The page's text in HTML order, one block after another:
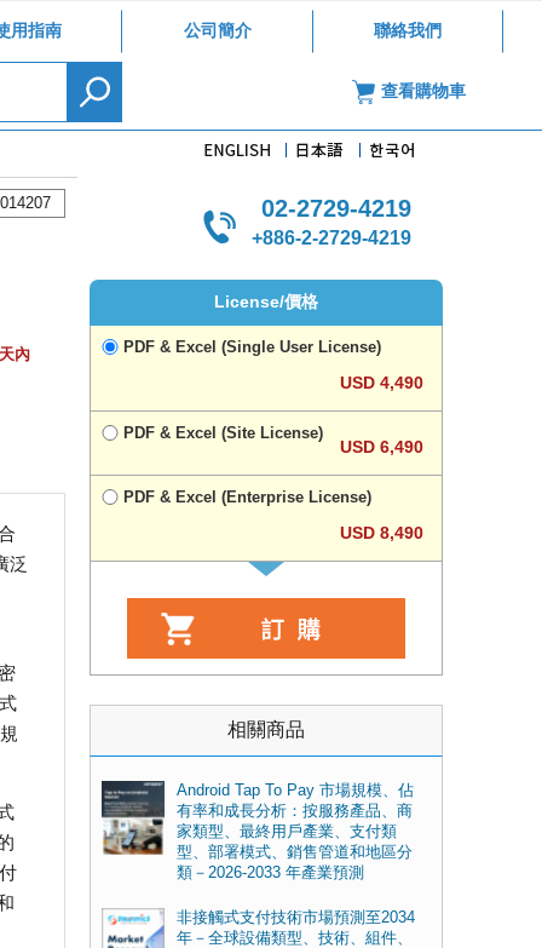
用指南 公司簡介 聯絡我們
查看購物車
內
泛
02-2729-4219
+886-2-2729-4219
License/價格
PDF & Excel (Single User License)
USD 4,490
PDF & Excel (Site License)
USD 6,490
PDF & Excel (Enterprise License)
USD 8,490
相關商品
Android Tap To Pay 市場規模、佔
有率和成長分析：按服務產品、商
家類型、最終用戶產業、支付類
型、部署模式、銷售管道和地區分
類－2026-2033 年產業預測
非接觸式支付技術市場預測至2034
年－全球設備類型、技術、組件、